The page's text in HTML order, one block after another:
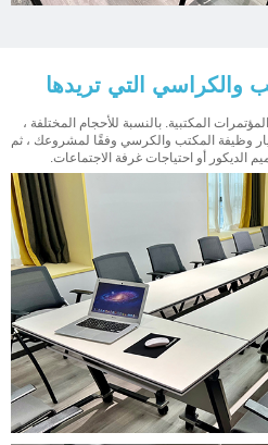
والكراسي التي تريدها
المكتبية. بالنسبة للأحجام المختلفة ،
وظيفة المكتب والكرسي وفقًا لمشروعك ، ثم
الديكور أو احتياجات غرفة الاجتماعات.